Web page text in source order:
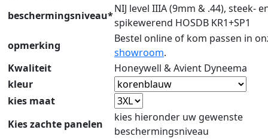
beschermingsniveau*
NIJ level IIIA (9mm & .44), steek-
spikewerend HOSDB KR1+SP1
opmerking
Bestel online of kom passen in
showroom.
Kwaliteit
Honeywell & Avient Dyneema
kleur
kies maat
Kies zachte panelen
kies hieronder uw gewenste
beschermingsniveau